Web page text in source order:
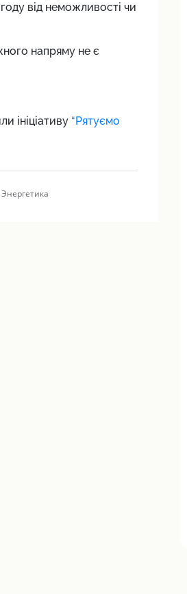
від неможливості чи
напряму не є
ініціативу “Рятуємо
Энергетика